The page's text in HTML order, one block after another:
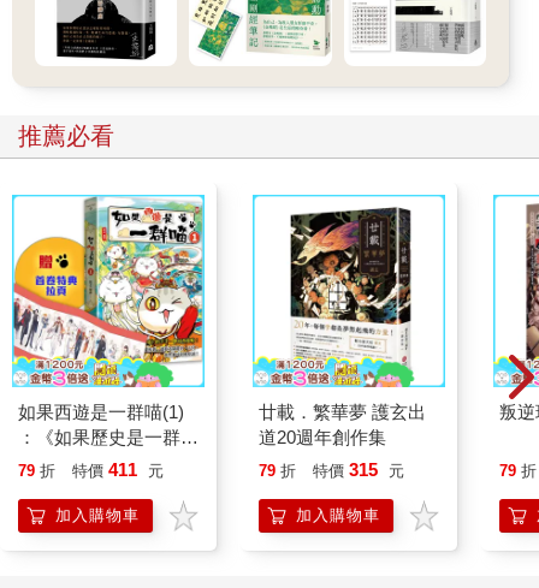
鬧的社交王
眼睛大Ｘ嘴巴大
唐納德・川普的眼睛其實算大―我們是看橫向寬度來判斷的，不
要被照片誤導。有時候照片角度會讓人搞錯。至於嘴巴，他可真
交。他的主要身分，除了是美國第45 任總統，現在又捲土重來成
闆，甚至可以說是個「職業名人」。他擅長用各種大膽又挑釁的
行為吸引目光，靠著話題和炒作賺錢，硬是把自己的名字「川
普」變成全美最知名的個人品牌。
說到他的個性，川普的確很愛交朋友，但他可不是那種討好大
家、擅長經營關係的社交高手。他更像是那種喜歡當主角、自己
帶節奏的人―想怎麼玩就怎麼玩。有時候在圈外人眼裡會覺得有
點怪，在團體裡甚至會變成那個「有點邊緣但很有戲」的人。看
看他當總統時在白宮的各式各樣的舉動，就不難理解了。
他從小就調皮搗蛋，讓爸爸頭疼到把他送去軍校，沒想到他竟然
很適應，還當上人氣王。喜歡成為焦點、享受目光，是川普從小
到大的風格。他後來離開家鄉到曼哈頓闖蕩，就是為了走上更大
行動，還是媒體操作，他總是能讓人目不轉睛。憑著這一點，他
成功把自己變成一個現象級的品牌，甚至一路衝上總統寶座，這
推薦必看
如果西遊是一群喵(1)
：《如果歷史是一群
喵》作者最新力作，附
79 折 特價 411 元
加入購物車
廿載．繁華夢 護玄出
道20週年創作集
79 折 特價 315 元
加入購物車
叛逆
79 折